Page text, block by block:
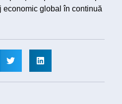
economic global în continuă